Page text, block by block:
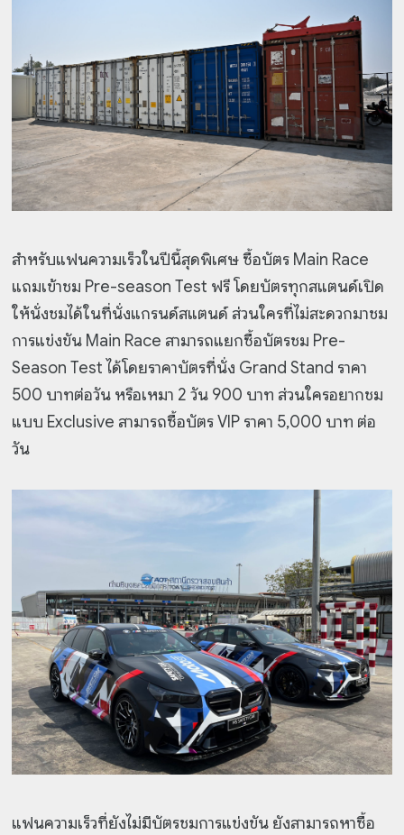
สำหรับแฟนความเร็วในปีนี้สุดพิเศษ ซื้อบัตร Main Race
แถมเข้าชม Pre-season Test ฟรี โดยบัตรทุกสแตนด์เปิด
ให้นั่งชมได้ในที่นั่งแกรนด์สแตนด์ ส่วนใครที่ไม่สะดวกมาชม
การแข่งขัน Main Race สามารถแยกซื้อบัตรชม Pre-
Season Test ได้โดยราคาบัตรที่นั่ง Grand Stand ราคา
500 บาทต่อวัน หรือเหมา 2 วัน 900 บาท ส่วนใครอยากชม
แบบ Exclusive สามารถซื้อบัตร VIP ราคา 5,000 บาท ต่อ
วัน
แฟนความเร็วที่ยังไม่มีบัตรชมการแข่งขัน ยังสามารถหาซื้อ